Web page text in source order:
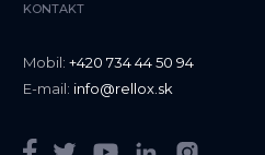
KONTAKT
Mobil: +420 734 44 50 94
E-mail: info@rellox.sk